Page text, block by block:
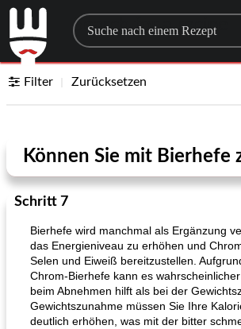
Search for a recipe
Filter Zurücksetzen
Können Sie mit Bierhefe
Schritt 7
Bierhefe wird manchmal als Ergänzung
das Energieniveau zu erhöhen und
Selen und Eiweiß bereitzustellen.
Chrom-Bierhefe kann es
beim Abnehmen hilft als bei der
Gewichtszunahme müssen Sie Ihre
deutlich erhöhen, was mit der bitter